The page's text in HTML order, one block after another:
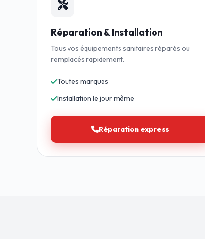
Réparation & Installation
Tous vos équipements sanitaires réparés ou
remplacés rapidement.
Toutes marques
Installation le jour même
Réparation express